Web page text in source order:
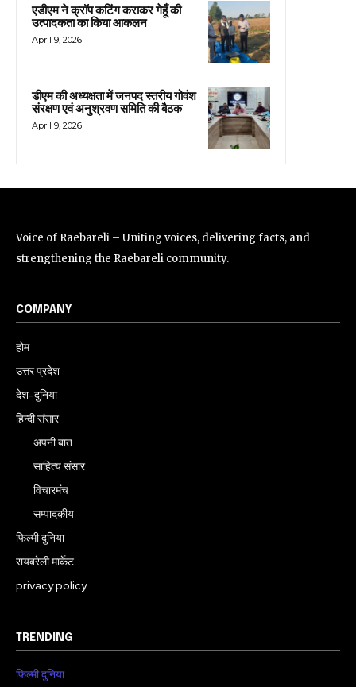
एडीएम ने क्रॉप कटिंग कराकर गेहूँ की
उत्पादकता का किया आकलन
April 9, 2026
डीएम की अध्यक्षता में जनपद स्तरीय गोवंश
संरक्षण एवं अनुश्रवण समिति की बैठक
April 9, 2026
Voice of Raebareli – Uniting voices, delivering facts, and
strengthening the Raebareli community.
COMPANY
होम
उत्तर प्रदेश
देश-दुनिया
हिन्दी संसार
अपनी बात
साहित्य संसार
विचारमंच
सम्पादकीय
फिल्मी दुनिया
रायबरेली मार्केट
privacy policy
TRENDING
फिल्मी दुनिया